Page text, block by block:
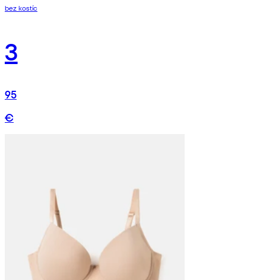
bez kostíc
3
95
€